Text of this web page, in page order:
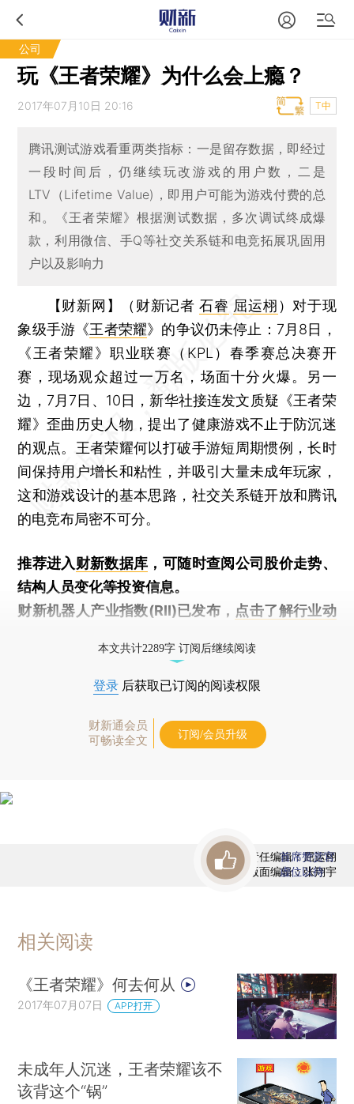
公司
玩《王者荣耀》为什么会上瘾？
2017年07月10日 20:16 T中
腾讯测试游戏看重两类指标：一是留存数据，即经过
一段时间后，仍继续玩改游戏的用户数，二是
LTV（Lifetime Value)，即用户可能为游戏付费的总
和。《王者荣耀》根据测试数据，多次调试终成爆
款，利用微信、手Q等社交关系链和电竞拓展巩固用
户以及影响力
【财新网】（财新记者石睿 屈运栩 ） 对于现
象级手游《王者荣耀》的争议仍未停止：7月8日，
《王者荣耀》职业联赛（KPL）春季赛总决赛开
赛，现场观众超过一万名，场面十分火爆。另一
边，7月7日、10日，新华社接连发文质疑《王者荣
耀》歪曲历史人物，提出了健康游戏不止于防沉迷
的观点。王者荣耀何以打破手游短周期惯例，长时
间保持用户增长和粘性，并吸引大量未成年玩家，
这和游戏设计的基本思路，社交关系链开放和腾讯
的电竞布局密不可分。
推荐进入财新数据库 ，可随时查阅公司股价走势、
结构人员变化等投资信息。
财新机器人产业指数(RII)已发布， 点击了解行业动
本文共计2289字 订阅后继续阅读
登录 后获取已订阅的阅读权限
财新通会员
可畅读全文
订阅/会员升级
责任编辑：屈运栩
版面编辑：张翔宇
首席赞赏官
虚位以待
相关阅读
《王者荣耀》何去何从
2017年07月07日 APP打开
未成年人沉迷，王者荣耀该不
该背这个“锅”